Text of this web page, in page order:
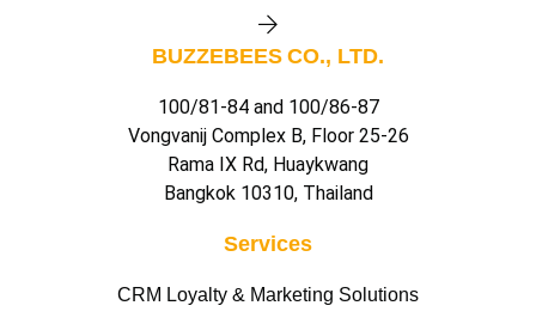
BUZZEBEES CO., LTD.
100/81-84 and 100/86-87
Vongvanij Complex B, Floor 25-26
Rama IX Rd, Huaykwang
Bangkok 10310, Thailand
Services
CRM Loyalty & Marketing Solutions